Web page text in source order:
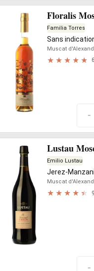
Floralis
Familia Torres
Sans
Muscat
-
Lustau
Emilio Lustau
Jerez-
Muscat
-